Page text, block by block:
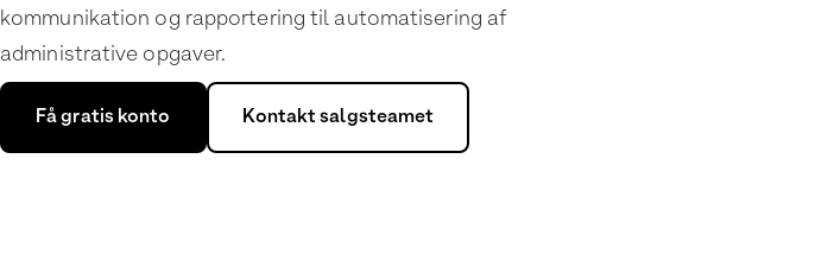
kommunikation og rapportering til automatisering af
administrative opgaver.
Få gratis konto Kontakt salgsteamet